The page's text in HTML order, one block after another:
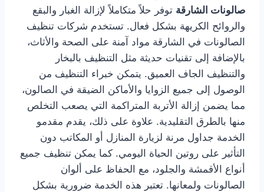
صالونات الشارقة توفر حلاً متكاملاً لإزالة الغبار والبقع
والروائح الكريهة بشكل فعال. تستخدم شركات تنظيف
الصالونات في الشارقة مواد آمنة على الصحة والأثاث،
بالإضافة إلى تقنيات حديثة مثل التنظيف بالبخار
والتنظيف الجاف العميق. يتمكن خبراء التنظيف من
الوصول إلى جميع الزوايا والأماكن الضيقة في الصالون،
مما يضمن إزالة الأتربة المتراكمة التي يصعب التخلص
منها بالطرق التقليدية. علاوة على ذلك، يقدم مقدمو
الخدمة جداول مرنة لزيارة المنازل أو المكاتب دون
التأثير على روتين الحياة اليومي. كما يمكن تنظيف جميع
أنواع الأقمشة والجلود، مع الحفاظ على ألوان
الصالونات ولمعانها. تعتبر هذه الخدمة ضرورية بشكل